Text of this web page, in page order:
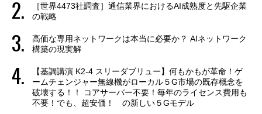
［世界4473社調査］通信業界におけるAI成熟度と先駆企業
の戦略
高価な専用ネットワークは本当に必要か？ AIネットワーク
構築の現実解
【基調講演 K2-4 スリーダブリュー】何もかもが革命！ゲ
ームチェンジャー無線機がローカル５G市場の既存概念を
破壊する！！ コアサーバー不要！毎年のライセンス費用も
不要！でも、超安価！ の新しい５Gモデル